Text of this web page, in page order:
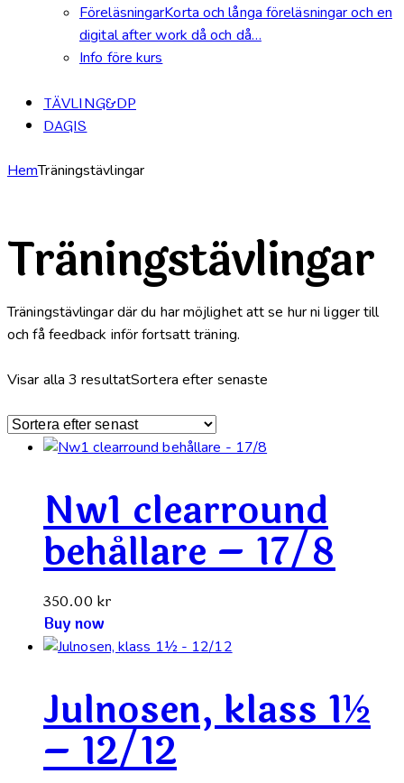
FöreläsningarKorta och långa föreläsningar och en
digital after work då och då…
Info före kurs
TÄVLING&DP
DAGIS
HemTräningstävlingar
Träningstävlingar
Träningstävlingar där du har möjlighet att se hur ni ligger till
och få feedback inför fortsatt träning.
Visar alla 3 resultatSortera efter senaste
Nw1 clearround
behållare – 17/8
350.00 kr
Buy now
Julnosen, klass 1½
– 12/12